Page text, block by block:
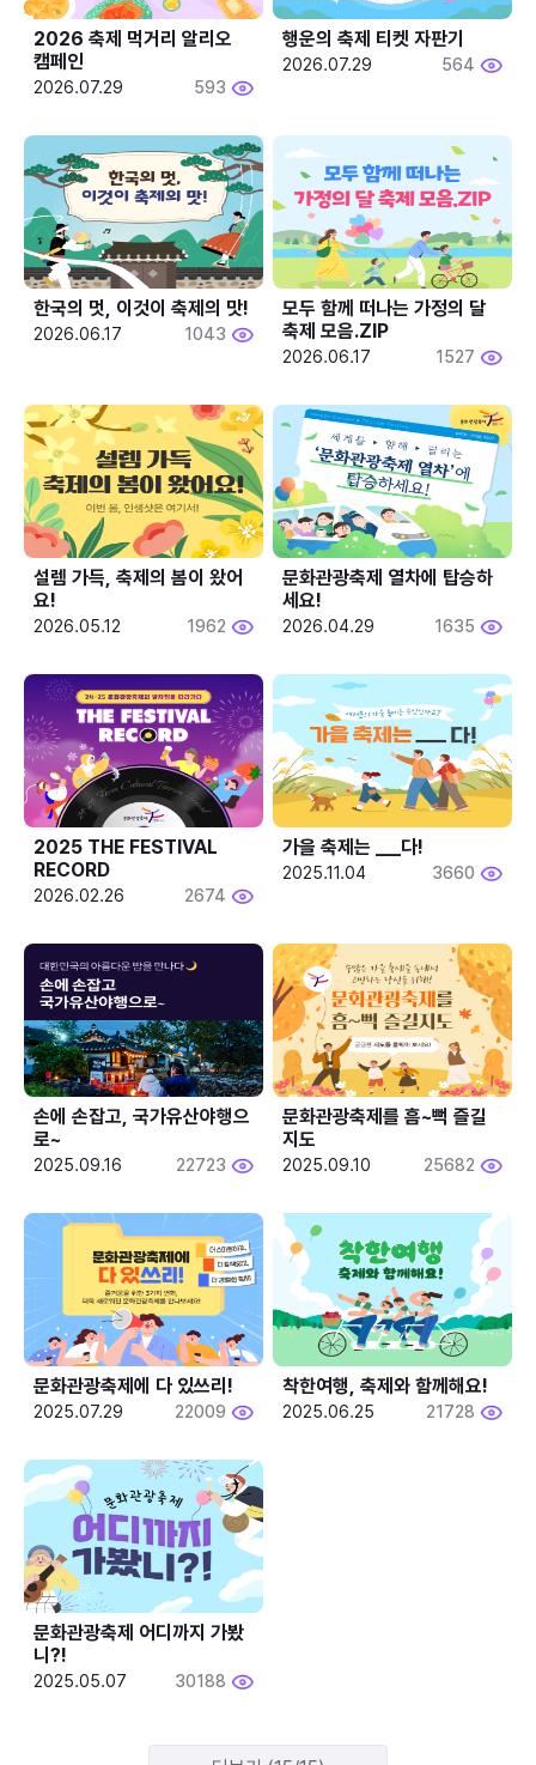
2026 축제 먹거리 알리오
캠페인
2026.07.29 593
행운의 축제 티켓 자판기
2026.07.29 564
한국의 멋, 이것이 축제의 맛!
2026.06.17 1043
모두 함께 떠나는 가정의 달
축제 모음.ZIP
2026.06.17 1527
설렘 가득, 축제의 봄이 왔어
요!
2026.05.12 1962
문화관광축제 열차에 탑승하
세요!
2026.04.29 1635
2025 THE FESTIVAL
RECORD
2026.02.26 2674
2025.11.04 3660
손에 손잡고, 국가유산야행으
로~
2025.09.16 22723
문화관광축제를 흠~뻑 즐길
지도
2025.09.10 25682
문화관광축제에 다 있쓰리!
2025.07.29 22009
착한여행, 축제와 함께해요!
2025.06.25 21728
문화관광축제 어디까지 가봤
니?!
2025.05.07 30188